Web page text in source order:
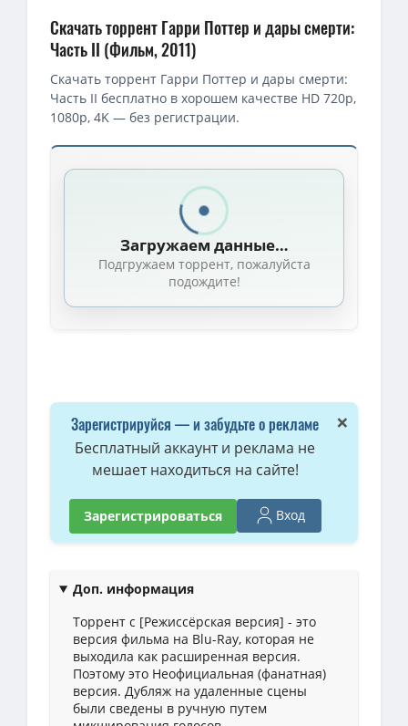
Скачать торрент Гарри Поттер и дары смерти:
Часть II (Фильм, 2011)
Скачать торрент Гарри Поттер и дары смерти:
Часть II бесплатно в хорошем качестве HD 720p,
1080p, 4K — без регистрации.
Скачать торрент — Гарри Поттер и дары смерти: Часть II /
4K — Гарри Поттер и Дары Смерти: Часть II / Harry Potter and
1080p — Гарри Поттер и Дары Смерти: Часть II / Harry Potter
1080p — Гарри Поттер и Дары Смерти: Часть II / Harry Potter
Гарри Поттер и Дары смерти: Часть II / Harry Potter and the
4K — Гарри Поттер и Дары Смерти: Часть II / Harry Potter and
Гарри Поттер и Дары Смерти: Часть II / Harry Potter and the
BDRip — Гарри Поттер и Дары смерти: Часть II / Harry Potter
720p — Гарри Поттер и Дары Смерти: Часть II / Harry Potter
1080p — Гарри Поттер и Дары Смерти: Часть II / Harry Potter
4K — Гарри Поттер и Дары Смерти: Часть II / Harry Potter and
4K — Гарри Поттер и Дары Смерти: Часть II / Harry Potter and
Загружаем данные…
Подгружаем торрент, пожалуйста
подождите!
×
Зарегистрируйся — и забудьте о рекламе
Бесплатный аккаунт и реклама не
мешает находиться на сайте!
Зарегистрироваться Вход
Доп. информация
Торрент с [Режиссёрская версия] - это
версия фильма на Blu-Ray, которая не
выходила как расширенная версия.
Поэтому это Неофициальная (фанатная)
версия. Дубляж на удаленные сцены
были сведены в ручную путем